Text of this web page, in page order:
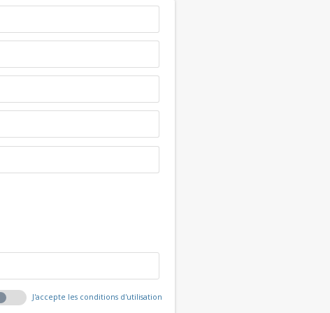
J'accepte les conditions d'utilisation